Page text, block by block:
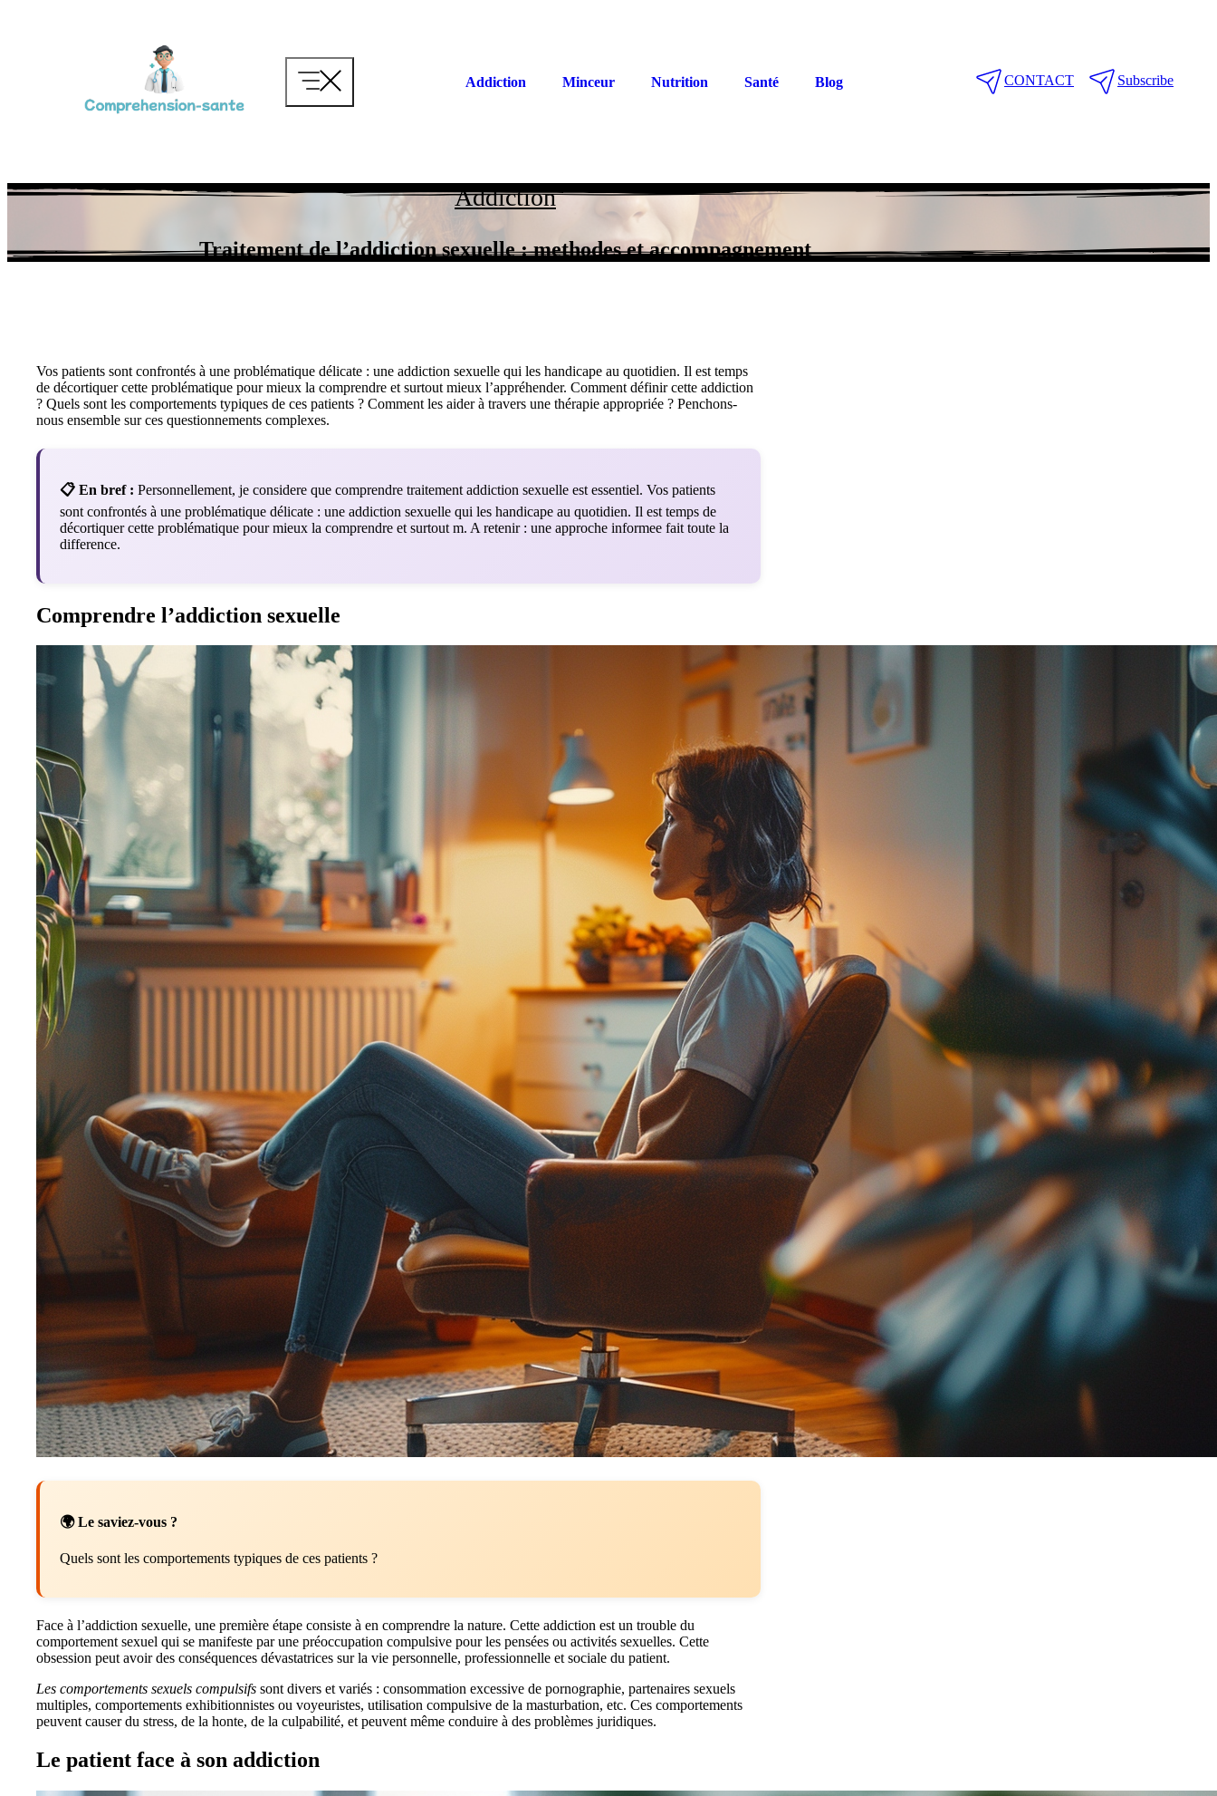
Addiction Minceur Nutrition Santé Blog CONTACT Subscribe
Addiction
Traitement de l’addiction sexuelle : methodes et accompagnement
Vos patients sont confrontés à une problématique délicate : une addiction sexuelle qui les handicape au quotidien. Il est temps
de décortiquer cette problématique pour mieux la comprendre et surtout mieux l’appréhender. Comment définir cette addiction
? Quels sont les comportements typiques de ces patients ? Comment les aider à travers une thérapie appropriée ? Penchons-
nous ensemble sur ces questionnements complexes.
📋 En bref : Personnellement, je considere que comprendre traitement addiction sexuelle est essentiel. Vos patients
sont confrontés à une problématique délicate : une addiction sexuelle qui les handicape au quotidien. Il est temps de
décortiquer cette problématique pour mieux la comprendre et surtout m. A retenir : une approche informee fait toute la
difference.
Comprendre l’addiction sexuelle
🌍 Le saviez-vous ?
Quels sont les comportements typiques de ces patients ?
Face à l’addiction sexuelle, une première étape consiste à en comprendre la nature. Cette addiction est un trouble du
comportement sexuel qui se manifeste par une préoccupation compulsive pour les pensées ou activités sexuelles. Cette
obsession peut avoir des conséquences dévastatrices sur la vie personnelle, professionnelle et sociale du patient.
Les comportements sexuels compulsifs sont divers et variés : consommation excessive de pornographie, partenaires sexuels
multiples, comportements exhibitionnistes ou voyeuristes, utilisation compulsive de la masturbation, etc. Ces comportements
peuvent causer du stress, de la honte, de la culpabilité, et peuvent même conduire à des problèmes juridiques.
Le patient face à son addiction